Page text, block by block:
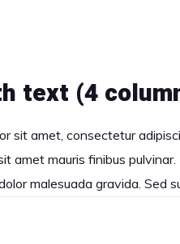
text (4
sit amet, consectetur
amet mauris finibus
malesuada gravida. Sed